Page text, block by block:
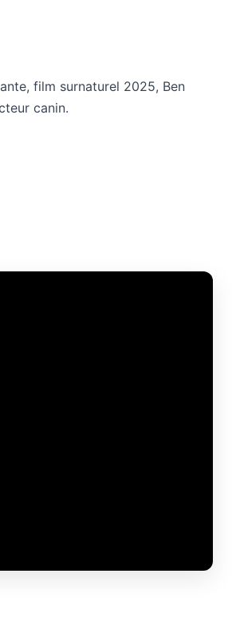
film surnaturel 2025, Ben
canin.